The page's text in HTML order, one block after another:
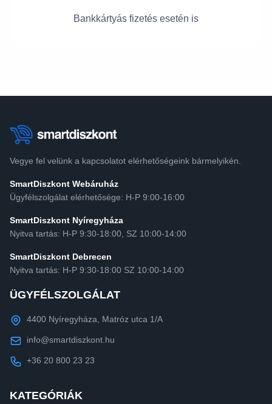
Bankkártyás fizetés esetén is
Vegye fel velünk a kapcsolatot elérhetőségeink bármelyikén.
SmartDiszkont Webáruház
Ügyfélszolgálat elérhetősége: H-P 9:00-16:00
SmartDiszkont Nyíregyháza
Nyitva tartás: H-P 9:30-18:00, SZ 10:00-14:00
SmartDiszkont Debrecen
Nyitva tartás: H-P 9:30-18:00 SZ 10:00-14:00
ÜGYFÉLSZOLGÁLAT
4400 Nyíregyháza, Matróz utca 1/A
info@smartdiszkont.hu
+36 20 800 23 23
KATEGÓRIÁK